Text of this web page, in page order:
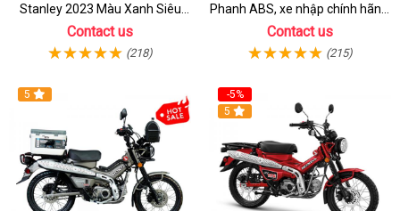
Stanley 2023 Màu Xanh Siêu
Chất
Contact us
(218)
Phanh ABS, xe nhập chính hãng,
bán online giá rẻ
Contact us
(215)
5
-5%
5